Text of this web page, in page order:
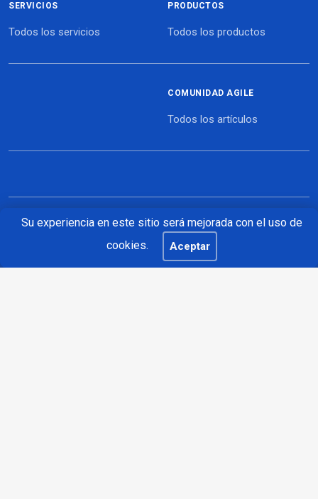
SERVICIOS
Todos los servicios
PRODUCTOS
Todos los productos
COMUNIDAD AGILE
Todos los artículos
CONTÁCTANOS
REDESSA Viver, Carrer del Camí de Valls, oficina 64, 43204
Reus
Su experiencia en este sitio será mejorada con el uso de
cookies.
Aceptar